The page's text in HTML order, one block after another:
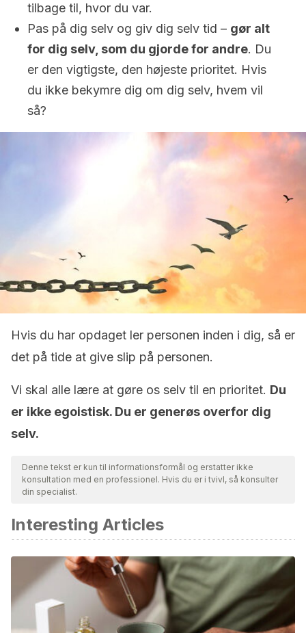
tilbage til, hvor du var.
Pas på dig selv og giv dig selv tid – gør alt
for dig selv, som du gjorde for andre. Du
er den vigtigste, den højeste prioritet. Hvis
du ikke bekymre dig om dig selv, hvem vil
så?
Hvis du har opdaget ler personen inden i dig, så er
det på tide at give slip på personen.
Vi skal alle lære at gøre os selv til en prioritet. Du
er ikke egoistisk. Du er generøs overfor dig
selv.
Denne tekst er kun til informationsformål og erstatter ikke
konsultation med en professionel. Hvis du er i tvivl, så konsulter
din specialist.
Interesting Articles